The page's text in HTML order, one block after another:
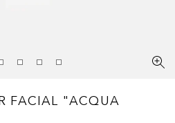
FACIAL "ACQUA